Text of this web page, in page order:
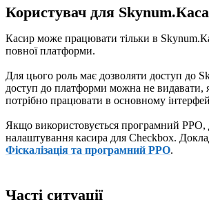
Користувач для Skynum.Каса
Касир може працювати тільки в
повної платформи.
Для цього роль має дозволяти доступ до
доступ до платформи можна не видавати,
потрібно працювати в основному
Якщо використовується програмний РРО,
налаштування касира для Checkbox.
Фіскалізація та програмний РРО.
Часті ситуації